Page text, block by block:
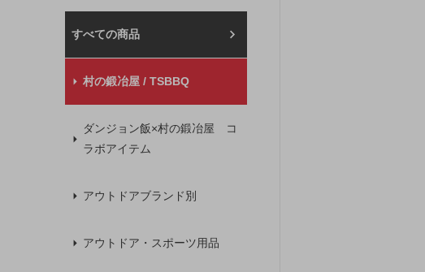
村の鍛冶屋本店
村の鍛冶屋 / TSBBQ
ダンジョン飯×村の鍛冶屋 コ
ラボアイテム
アウトドアブランド別
アウトドア・スポーツ用品